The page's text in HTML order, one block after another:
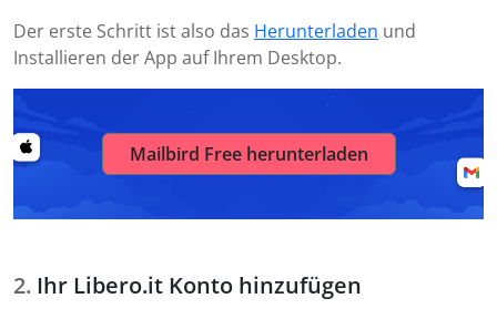
Der erste Schritt ist also das Herunterladen und
Installieren der App auf Ihrem Desktop.
Mailbird Free herunterladen
Ihr Libero.it Konto hinzufügen